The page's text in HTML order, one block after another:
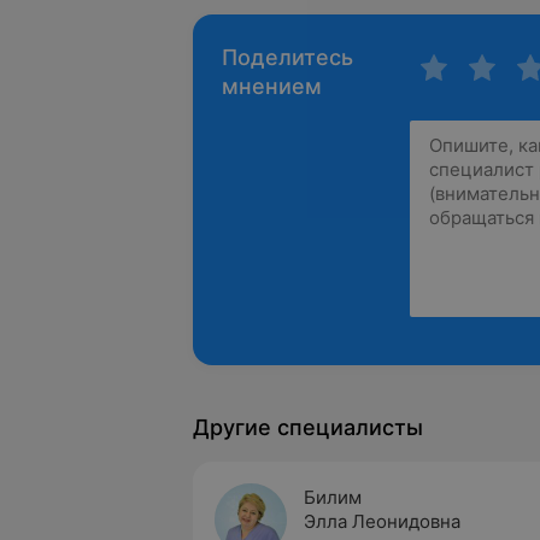
Поделитесь
мнением
Другие специалисты
Билим
Элла Леонидовна